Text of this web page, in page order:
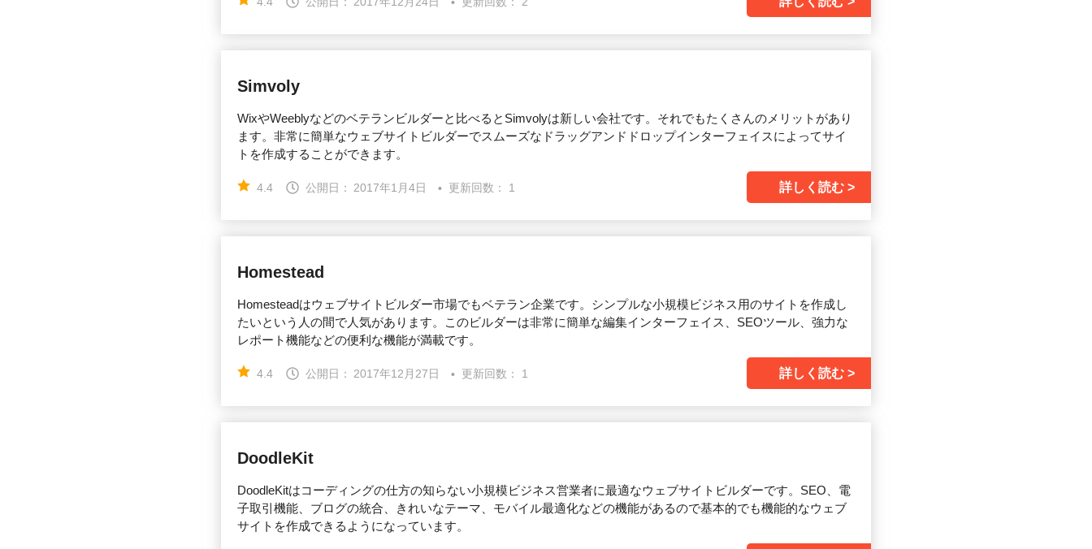
Simvoly
WixやWeeblyなどのベテランビルダーと比べるとSimvolyは新しい会社です。それでもたくさんのメリットがあり
ます。非常に簡単なウェブサイトビルダーでスムーズなドラッグアンドドロップインターフェイスによってサイ
トを作成することができます。
4.4 公開日： 2017年1月4日 更新回数： 1 詳しく読む
Homestead
Homesteadはウェブサイトビルダー市場でもベテラン企業です。シンプルな小規模ビジネス用のサイトを作成し
たいという人の間で人気があります。このビルダーは非常に簡単な編集インターフェイス、SEOツール、強力な
レポート機能などの便利な機能が満載です。
4.4 公開日： 2017年12月27日 更新回数： 1 詳しく読む
DoodleKit
DoodleKitはコーディングの仕方の知らない小規模ビジネス営業者に最適なウェブサイトビルダーです。SEO、電
子取引機能、ブログの統合、きれいなテーマ、モバイル最適化などの機能があるので基本的でも機能的なウェブ
サイトを作成できるようになっています。